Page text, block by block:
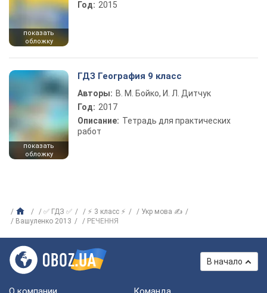
показать
обложку
Год: 2015
показать
обложку
ГДЗ География 9 класс
Авторы: В. М. Бойко, И. Л. Дитчук
Год: 2017
Описание: Тетрадь для практических
работ
✅ ГДЗ ✅ ⚡ 3 класс ⚡
Укр мова ✍
Вашуленко 2013
РЕЧЕННЯ
В начало